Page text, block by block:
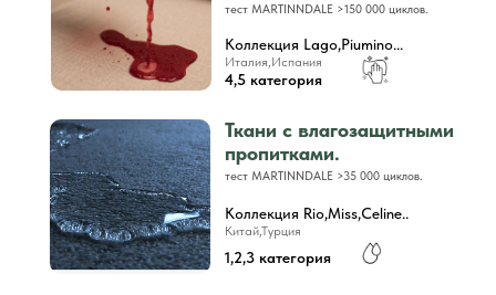
тест MARTINNDALE >150 000 циклов.
Коллекция Lago,Piumino...
Италия,Испания
4,5 категория
1,2,3 категория
Китай,Турция
Коллекция Rio,Miss,Celine..
Ткани с влагозащитными
пропитками.
тест MARTINNDALE >35 000 циклов.